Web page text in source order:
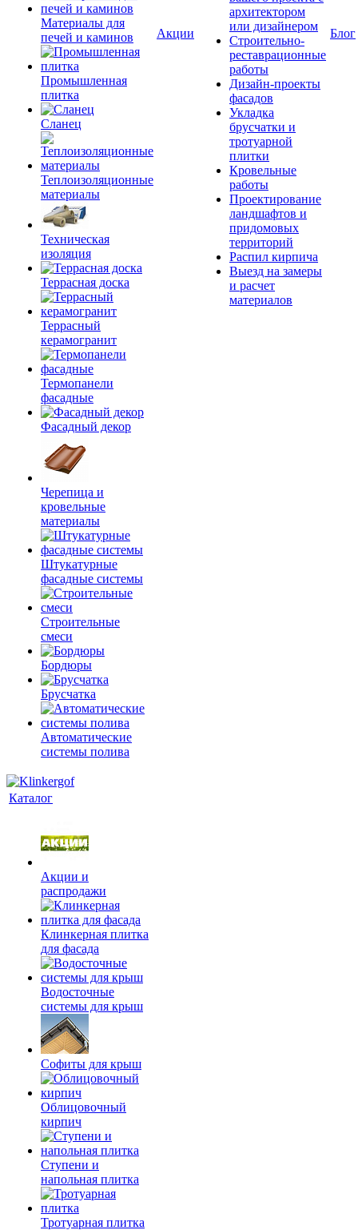
Материалы для
печей и каминов
Промышленная
плитка
Сланец
Теплоизоляционные
материалы
Техническая
изоляция
Террасная доска
Террасный
керамогранит
Термопанели
фасадные
Фасадный декор
Черепица и
кровельные
материалы
Штукатурные
фасадные системы
Строительные
смеси
Бордюры
Брусчатка
Автоматические
системы полива
Акции
архитектором
или дизайнером
Строительно-
реставрационные
работы
Дизайн-проекты
фасадов
Укладка
брусчатки и
тротуарной
плитки
Кровельные
работы
Проектирование
ландшафтов и
придомовых
территорий
Распил кирпича
Выезд на замеры
и расчет
материалов
Блог
Каталог
Акции и
распродажи
Клинкерная плитка
для фасада
Водосточные
системы для крыш
Софиты для крыш
Облицовочный
кирпич
Ступени и
напольная плитка
Тротуарная плитка